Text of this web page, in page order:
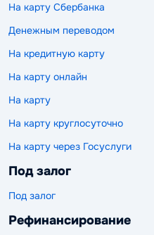
На карту Сбербанка
Денежным переводом
На кредитную карту
На карту онлайн
На карту
На карту круглосуточно
На карту через Госуслуги
Под залог
Под залог
Рефинансирование